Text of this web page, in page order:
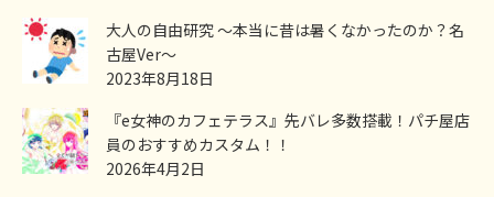
大人の自由研究 ～本当に昔は暑くなかったのか？名
古屋Ver～
2023年8月18日
『e女神のカフェテラス』先バレ多数搭載！パチ屋店
員のおすすめカスタム！！
2026年4月2日